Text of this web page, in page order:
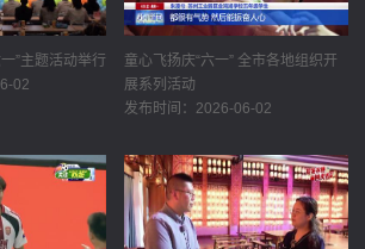
”主题活动举行
02
童心飞扬庆“六一” 全市各地组织开
展系列活动
发布时间：2026-06-02